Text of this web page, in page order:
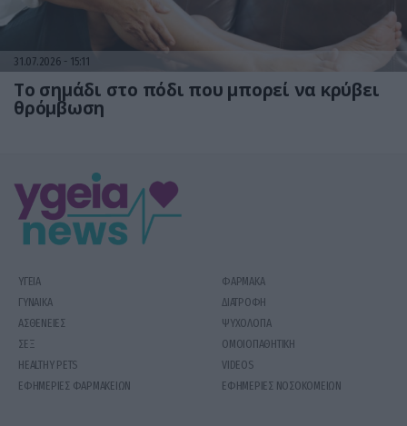
31.07.2026 15:11
Το σημάδι στο πόδι που μπορεί να κρύβει
θρόμβωση
ΥΓΕΙΑ
ΦΑΡΜΑΚΑ
ΓΥΝΑΙΚΑ
ΔΙΑΤΡΟΦΗ
ΑΣΘΕΝΕΙΕΣ
ΨΥΧΟΛΟΓΙΑ
ΣΕΞ
ΟΜΟΙΟΠΑΘΗΤΙΚΗ
HEALTHY PETS
VIDEOS
ΕΦΗΜΕΡΙΕΣ ΦΑΡΜΑΚΕΙΩΝ
ΕΦΗΜΕΡΙΕΣ ΝΟΣΟΚΟΜΕΙΩΝ